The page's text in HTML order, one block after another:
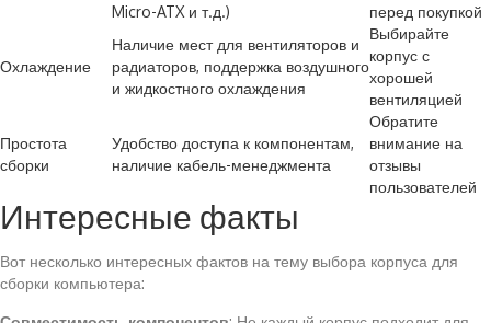
Micro-ATX и т.д.)
перед покупкой
Охлаждение
Наличие мест для вентиляторов и
радиаторов, поддержка воздушного
и жидкостного охлаждения
Выбирайте
корпус с
хорошей
вентиляцией
Простота
сборки
Удобство доступа к компонентам,
наличие кабель-менеджмента
Обратите
внимание на
отзывы
пользователей
Интересные факты
Вот несколько интересных фактов на тему выбора корпуса для
сборки компьютера: